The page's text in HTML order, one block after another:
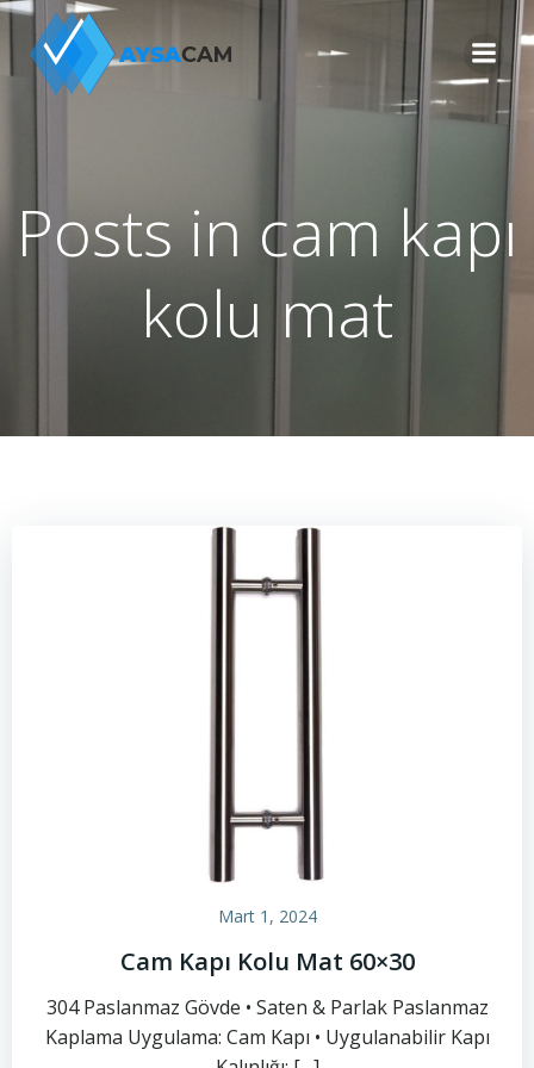
Posts in cam kapı
kolu mat
Mart 1, 2024
Cam Kapı Kolu Mat 60×30
304 Paslanmaz Gövde • Saten & Parlak Paslanmaz
Kaplama Uygulama: Cam Kapı • Uygulanabilir Kapı